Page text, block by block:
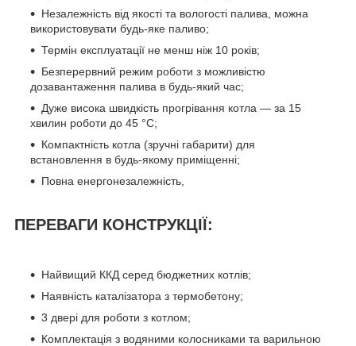
Незалежність від якості та вологості палива, можна
використовувати будь-яке паливо;
Термін експлуатації не менш ніж 10 років;
Безперервний режим роботи з можливістю
дозавантаження палива в будь-який час;
Дуже висока швидкість прогрівання котла — за 15
хвилин роботи до 45 °C;
Компактність котла (зручні габарити) для
встановлення в будь-якому приміщенні;
Повна енергонезалежність,
ПЕРЕВАГИ КОНСТРУКЦІЇ:
Найвищий ККД серед бюджетних котлів;
Наявність каталізатора з термобетону;
3 двері для роботи з котлом;
Комплектація з водяними колосниками та варильною